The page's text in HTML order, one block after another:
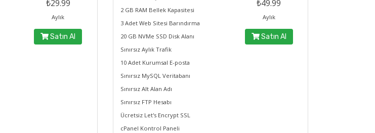
₺29.99
Aylık
Satın Al
2 GB RAM Bellek Kapasitesi
3 Adet Web Sitesi Barındırma
20 GB NVMe SSD Disk Alanı
Sınırsız Aylık Trafik
10 Adet Kurumsal E-posta
Sınırsız MySQL Veritabanı
Sınırsız Alt Alan Adı
Sınırsız FTP Hesabı
Ücretsiz Let's Encrypt SSL
cPanel Kontrol Paneli
₺49.99
Aylık
Satın Al